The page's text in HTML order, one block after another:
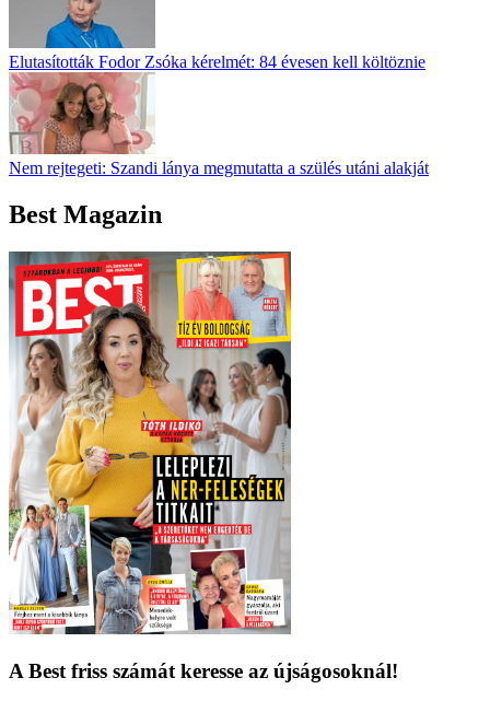
Elutasították Fodor Zsóka kérelmét: 84 évesen kell költöznie
Nem rejtegeti: Szandi lánya megmutatta a szülés utáni alakját
Best Magazin
A Best friss számát keresse az újságosoknál!